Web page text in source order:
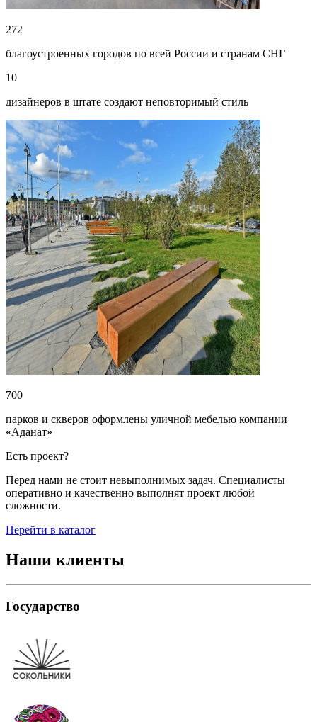
272
благоустроенных городов по всей России и странам СНГ
10
дизайнеров в штате создают неповторимый стиль
700
парков и скверов оформлены уличной мебелью компании
«Аданат»
Есть проект?
Перед нами не стоит невыполнимых задач. Специалисты
оперативно и качественно выполнят проект любой
сложности.
Перейти в каталог
Наши клиенты
Государство